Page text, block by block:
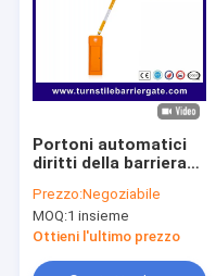
Portoni automatici
diritti della barriera
barriera PMSM del
parcheggio dell'asta
5s
Prezzo:Negoziabile
MOQ:1 insieme
Ottieni l'ultimo prezzo